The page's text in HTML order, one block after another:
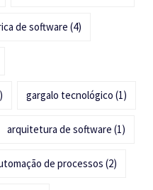
de software (4)
gargalo tecnológico (1)
arquitetura de software (1)
de processos (2)